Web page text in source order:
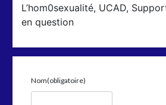
L’hom0sexualité, UCAD,
en question
Nom(obligatoire)